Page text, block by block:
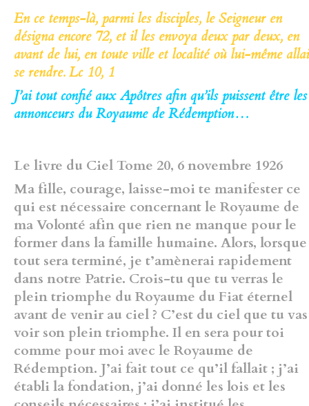
En ce temps-là, parmi les disciples, le Seigneur en
désigna encore 72, et il les envoya deux par deux, en
avant de lui, en toute ville et localité où lui-même
se rendre. Lc 10, 1
J’ai tout confié aux Apôtres afin qu’ils puissent être les
annonceurs du Royaume de Rédemption…
Le livre du Ciel Tome 20, 6 novembre 1926
Ma fille, courage, laisse-moi te manifester ce
qui est nécessaire concernant le Royaume de
ma Volonté afin que rien ne manque pour le
former dans la famille humaine. Alors, lorsque
tout sera terminé, je t’amènerai rapidement
dans notre Patrie. Crois-tu que tu verras le
plein triomphe du Royaume du Fiat éternel
avant de venir au ciel ? C’est du ciel que tu vas
voir son plein triomphe. Il en sera pour toi
comme pour moi avec le Royaume de
Rédemption. J’aifait tout ce qu’il fallait ; j’ai
établi la fondation, j’ai donné les lois et les